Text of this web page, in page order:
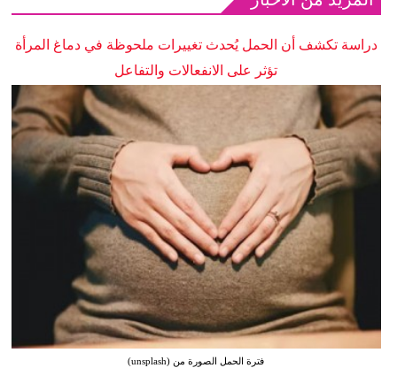
دراسة تكشف أن الحمل يُحدث تغييرات ملحوظة في دماغ المرأة
تؤثر على الانفعالات والتفاعل
فترة الحمل الصورة من (unsplash)